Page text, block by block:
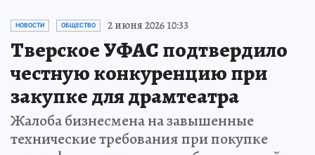
НОВОСТИ ОБЩЕСТВО 2 июня 2026 10:33
Тверское УФАС подтвердило
честную конкуренцию при
закупке для драмтеатра
Жалоба бизнесмена на завышенные
технические требования при покупке